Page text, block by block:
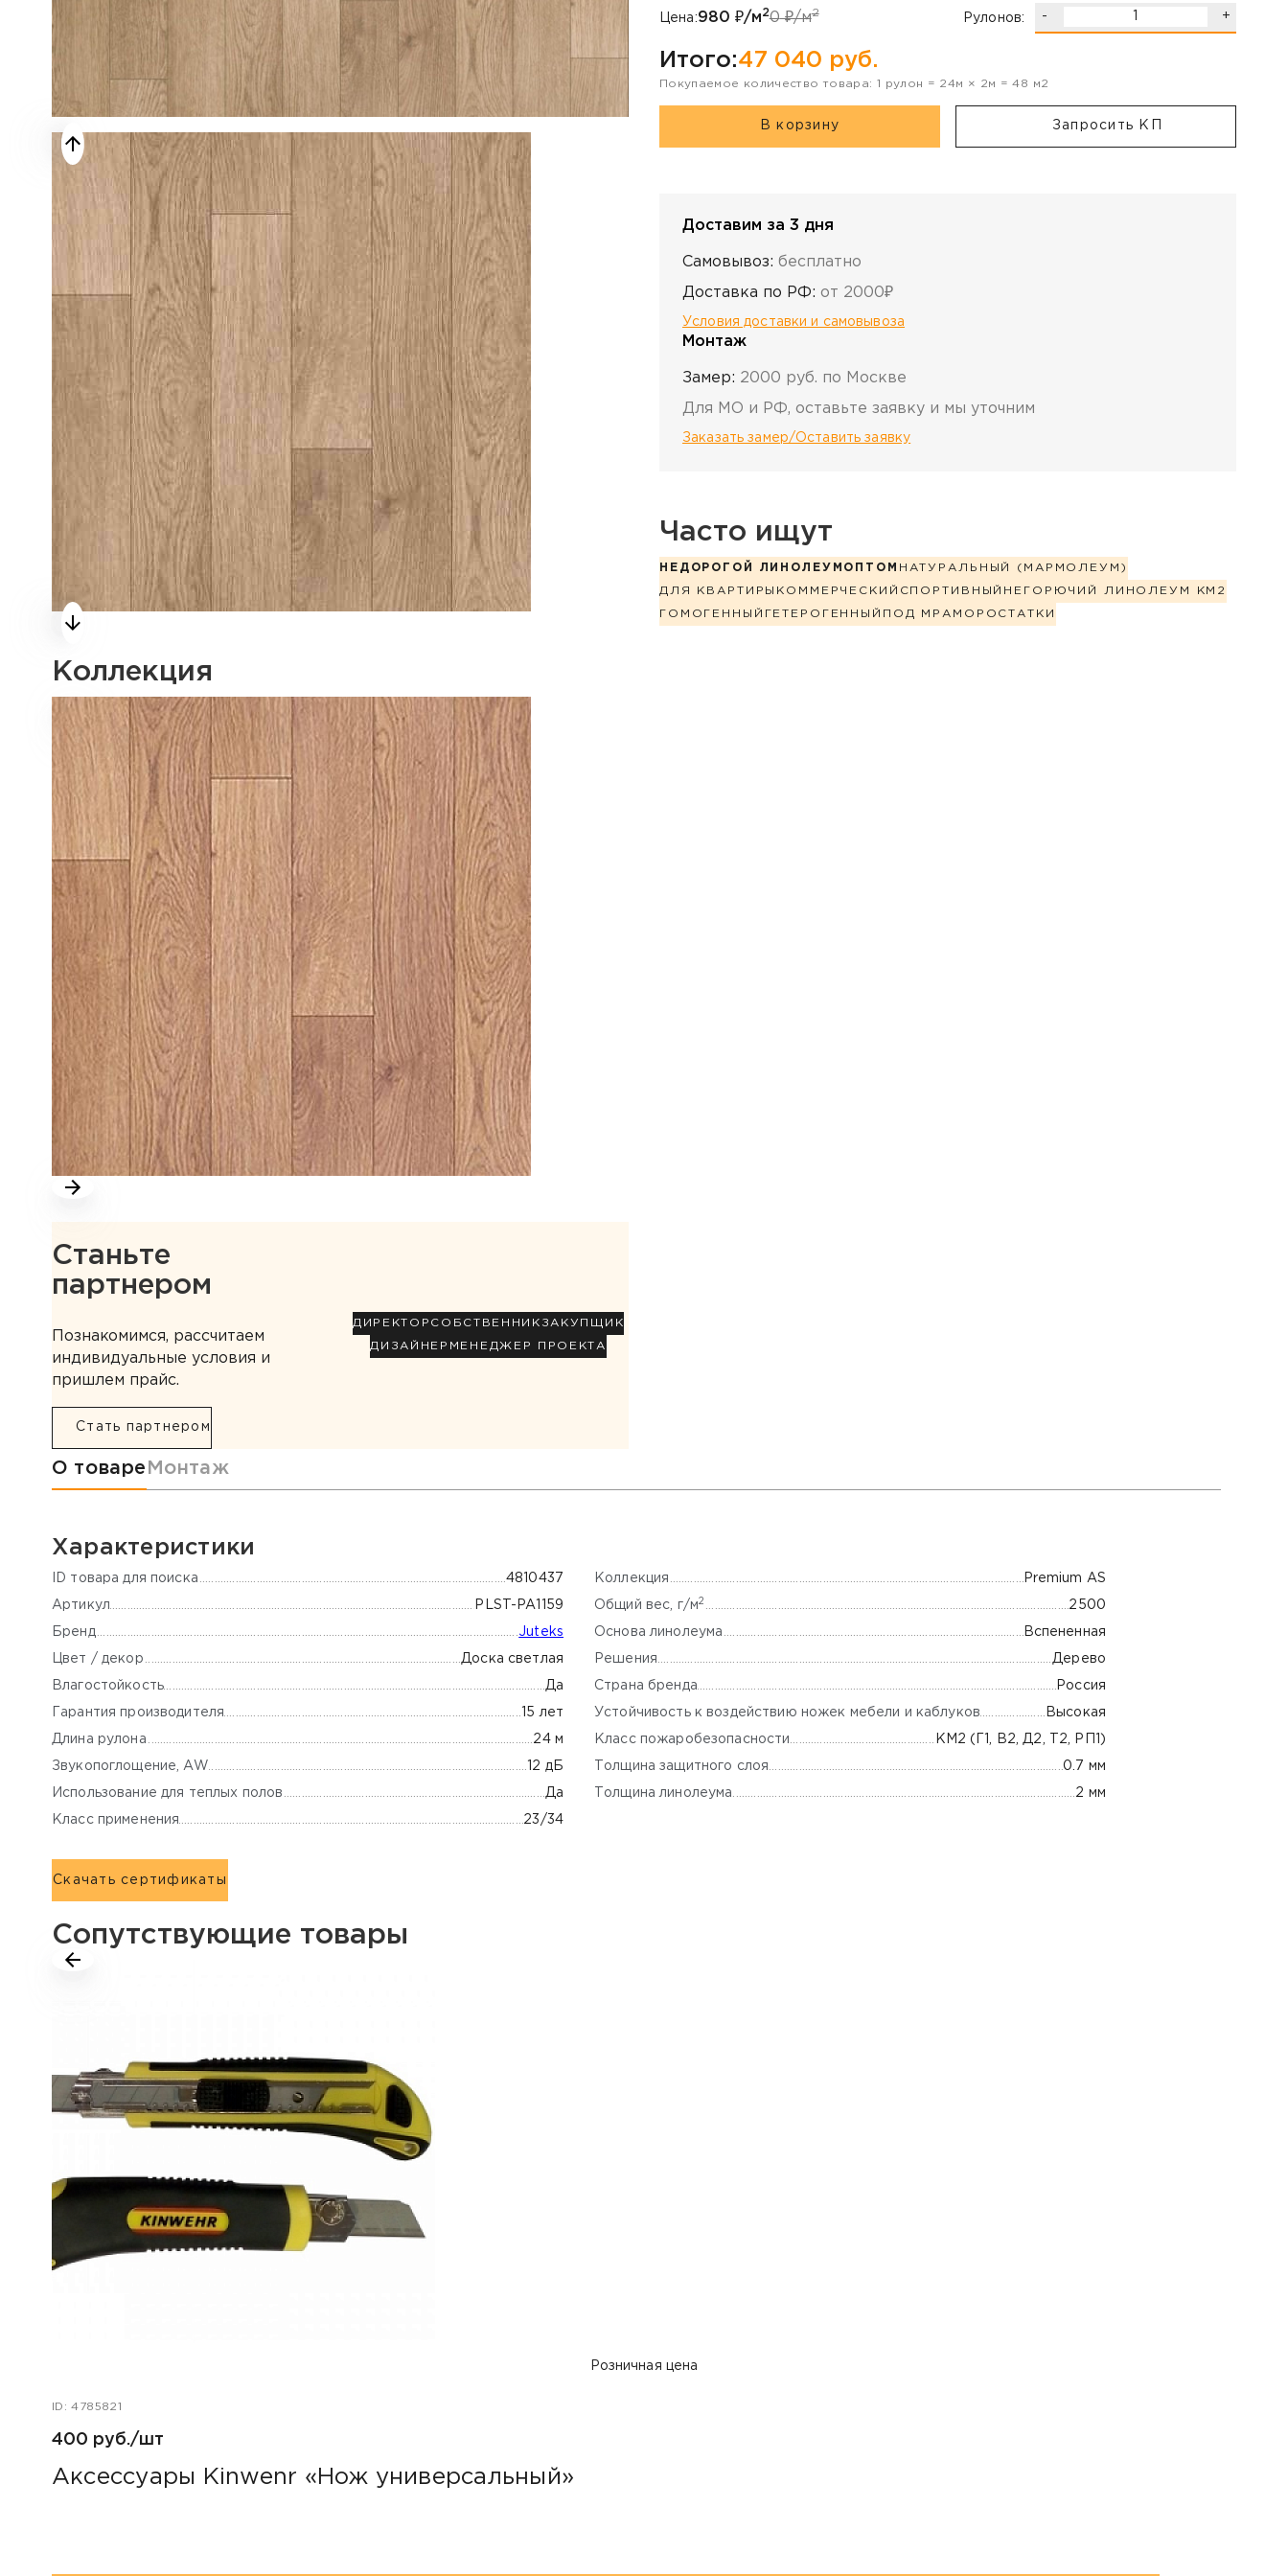
Коллекция
Станьте
партнером
Познакомимся, рассчитаем
индивидуальные условия и
пришлем прайс.
Стать партнером
ДИРЕКТОР СОБСТВЕННИК ЗАКУПЩИК
ДИЗАЙНЕР МЕНЕДЖЕР ПРОЕКТА
Цена:980 ₽/м20₽/м2 Рулонов: - +
Итого:47 040 руб.
Покупаемое количество товара: 1 рулон = 24м × 2м =48 м2
В корзину Запросить КП
Доставим за 3 дня
Самовывоз: бесплатно
Доставка по РФ: от 2000₽
Условия доставки и самовывоза
Монтаж
Замер: 2000 руб. по Москве
Для МО и РФ, оставьте заявку и мы уточним
Заказать замер/Оставить заявку
Часто ищут
НЕДОРОГОЙ ЛИНОЛЕУМ ОПТОМ НАТУРАЛЬНЫЙ (МАРМОЛЕУМ)
ДЛЯ КВАРТИРЫ КОММЕРЧЕСКИЙ СПОРТИВНЫЙ НЕГОРЮЧИЙ ЛИНОЛЕУМ КМ2
ГОМОГЕННЫЙ ГЕТЕРОГЕННЫЙ ПОД МРАМОР ОСТАТКИ
Информация о товаре
О товаре Монтаж
Характеристики
ID товара для поиска 4810437
Артикул PLST-PA1159
Бренд Juteks
Цвет / декор Доска светлая
Влагостойкость Да
Гарантия производителя 15 лет
Длина рулона 24 м
Звукопоглощение, AW 12 дБ
Использование для теплых полов Да
Класс применения 23/34
Коллекция Premium AS
Общий вес, г/м2 2500
Основа линолеума Вспененная
Решения Дерево
Страна бренда Россия
Устойчивость к воздействию ножек мебели и каблуков Высокая
Класс пожаробезопасности КМ2 (Г1, В2, Д2, Т2, РП1)
Толщина защитного слоя 0.7 мм
Толщина линолеума 2 мм
Скачать сертификаты
Сопутствующие товары
Розничная цена
ID: 4785821
400 руб./шт
Аксессуары Kinwenr «Нож универсальный»